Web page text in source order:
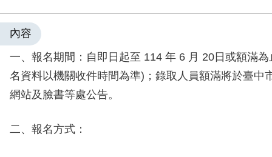
內容
一、報名期間：自即日起至 114 年 6 月 20日或額滿為
名資料以機關收件時間為準) ；錄取人員額滿將於臺中
網站及臉書等處公告。
二、報名方式：